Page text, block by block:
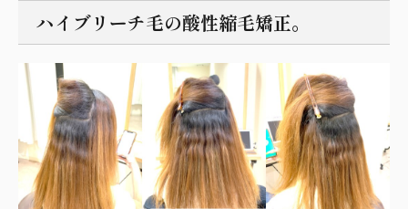
ハイブリーチ毛の酸性縮毛矯正。